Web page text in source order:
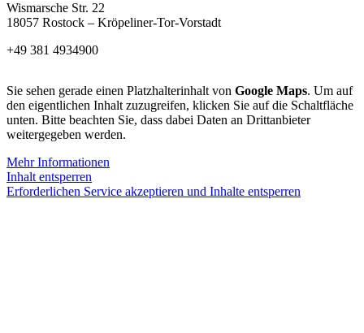
Wismarsche Str. 22
18057 Rostock – Kröpeliner-Tor-Vorstadt
+49 381 4934900
Sie sehen gerade einen Platzhalterinhalt von Google Maps. Um auf
den eigentlichen Inhalt zuzugreifen, klicken Sie auf die Schaltfläche
unten. Bitte beachten Sie, dass dabei Daten an Drittanbieter
weitergegeben werden.
Mehr Informationen
Inhalt entsperren
Erforderlichen Service akzeptieren und Inhalte entsperren